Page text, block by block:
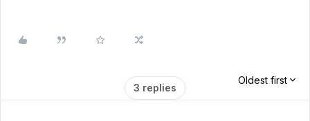
3 replies
Oldest first